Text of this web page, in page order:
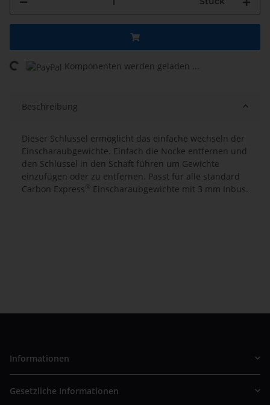
Loading... Komponenten werden geladen ...
Beschreibung
Dieser Schlüssel ermöglicht das einfache wechseln der
Einscharaubgewichte. Einfach die Nocke entfernen und
den Schlüssel in den Schaft führen um Gewichte
einzufügen oder zu entfernen. Passt für alle standard
Carbon Express ® Einscharaubgewichte mit 3 mm Inbus.
Informationen
Gesetzliche Informationen